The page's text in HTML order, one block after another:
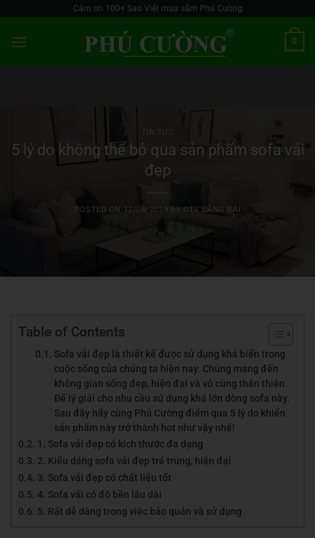
content
Cảm ơn 100+ Sao Việt mua sắm Phú Cường
0
TIN TỨC
5 lý do không thể bỏ qua sản phẩm sofa vải
đẹp
POSTED ON 12/08/2019 BYCTV ĐĂNG BÀI
Table of Contents
Sofa vải đẹp là thiết kế được sử dụng khá biến trong
cuộc sống của chúng ta hiện nay. Chúng mang đến
không gian sống đẹp, hiện đại và vô cùng thân thiện.
Để lý giải cho nhu cầu sử dụng khá lớn dòng sofa này.
Sau đây hãy cùng Phú Cường điểm qua 5 lý do khiến
sản phẩm này trở thành hot như vậy nhé!
1. Sofa vải đẹp có kích thước đa dạng
2. Kiểu dáng sofa vải đẹp trẻ trung, hiện đại
3. Sofa vải đẹp có chất liệu tốt
4. Sofa vải có độ bền lâu dài
5. Rất dễ dàng trong việc bảo quản và sử dụng